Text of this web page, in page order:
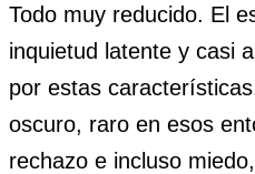
Todo muy reducido. El
inquietud latente y casi
por estas
oscuro, raro en esos
rechazo e incluso